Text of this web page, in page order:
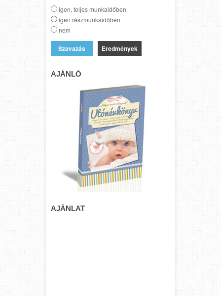
igen, teljes munkaidőben
igen részmunkaidőben
nem
Eredmények
AJÁNLÓ
AJÁNLAT